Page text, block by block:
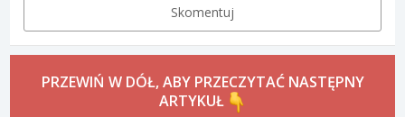
Skomentuj
PRZEWIŃ W DÓŁ, ABY PRZECZYTAĆ NASTĘPNY
ARTYKUŁ